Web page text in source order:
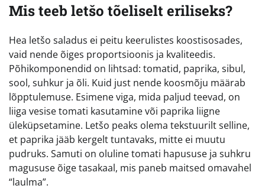
Mis teeb letšo tõeliselt eriliseks?
Hea letšo saladus ei peitu keerulistes koostisosades,
vaid nende õiges proportsioonis ja kvaliteedis.
Põhikomponendid on lihtsad: tomatid, paprika, sibul,
sool, suhkur ja õli. Kuid just nende koosmõju määrab
lõpptulemuse. Esimene viga, mida paljud teevad, on
liiga vesise tomati kasutamine või paprika liigne
üleküpsetamine. Letšo peaks olema tekstuurilt selline,
et paprika jääb kergelt tuntavaks, mitte ei muutu
pudruks. Samuti on oluline tomati hapususe ja suhkru
magususe õige tasakaal, mis paneb maitsed omavahel
“laulma”.